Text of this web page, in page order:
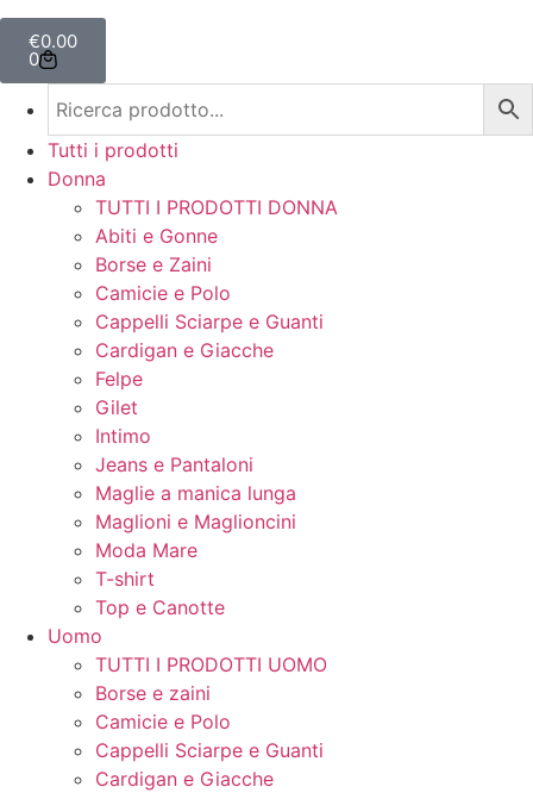
€0.00
0
Tutti i prodotti
Donna
TUTTI I PRODOTTI DONNA
Abiti e Gonne
Borse e Zaini
Camicie e Polo
Cappelli Sciarpe e Guanti
Cardigan e Giacche
Felpe
Gilet
Intimo
Jeans e Pantaloni
Maglie a manica lunga
Maglioni e Maglioncini
Moda Mare
T-shirt
Top e Canotte
Uomo
TUTTI I PRODOTTI UOMO
Borse e zaini
Camicie e Polo
Cappelli Sciarpe e Guanti
Cardigan e Giacche